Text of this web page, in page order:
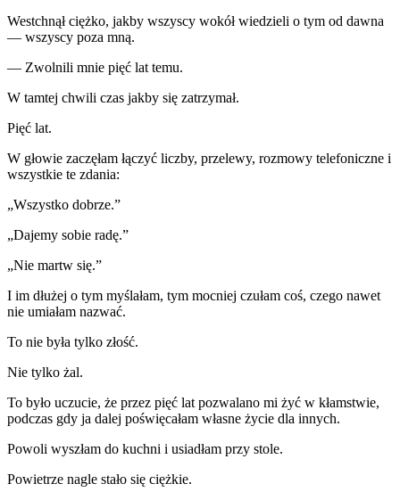
Westchnął ciężko, jakby wszyscy wokół wiedzieli o tym od dawna
— wszyscy poza mną.
— Zwolnili mnie pięć lat temu.
W tamtej chwili czas jakby się zatrzymał.
Pięć lat.
W głowie zaczęłam łączyć liczby, przelewy, rozmowy telefoniczne i
wszystkie te zdania:
„Wszystko dobrze.”
„Dajemy sobie radę.”
„Nie martw się.”
I im dłużej o tym myślałam, tym mocniej czułam coś, czego nawet
nie umiałam nazwać.
To nie była tylko złość.
Nie tylko żal.
To było uczucie, że przez pięć lat pozwalano mi żyć w kłamstwie,
podczas gdy ja dalej poświęcałam własne życie dla innych.
Powoli wyszłam do kuchni i usiadłam przy stole.
Powietrze nagle stało się ciężkie.